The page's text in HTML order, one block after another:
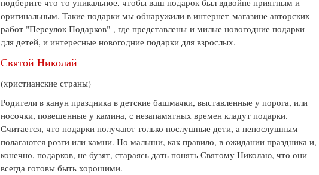
подберите что-то уникальное, чтобы ваш подарок был вдвойне приятным и
оригинальным. Такие подарки мы обнаружили в интернет-магазине авторских
работ "Переулок Подарков" , где представлены и милые новогодние подарки
для детей, и интересные новогодние подарки для взрослых.
Святой Николай
(христианские страны)
Родители в канун праздника в детские башмачки, выставленные у порога, или
носочки, повешенные у камина, с незапамятных времен кладут подарки.
Считается, что подарки получают только послушные дети, а непослушным
полагаются розги или камни. Но малыши, как правило, в ожидании праздника и,
конечно, подарков, не бузят, стараясь дать понять Святому Николаю, что они
всегда готовы быть хорошими.